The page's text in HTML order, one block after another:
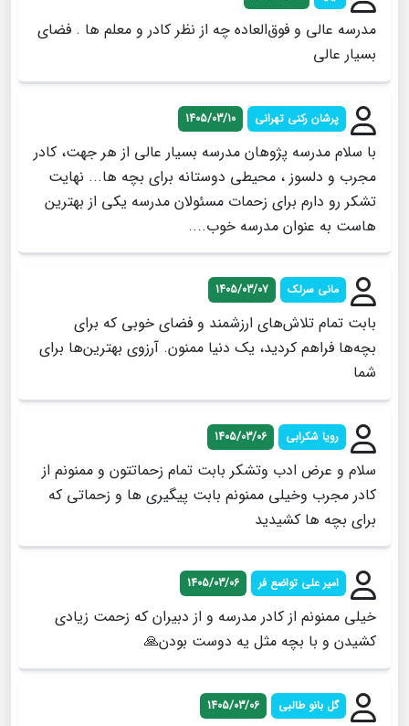
مدرسه عالی و فوق‌العاده چه از نظر کادر و معلم ها . فضای
بسیار عالی
پرشان رکنی تهرانی 1405/03/10
با سلام مدرسه پژوهان مدرسه بسیار عالی از هر جهت، کادر
مجرب و دلسوز ، محیطی دوستانه برای بچه ها... نهایت
تشکر رو دارم برای زحمات مسئولان مدرسه یکی از بهترین
هاست به عنوان مدرسه خوب....
مانی سرلک 1405/03/07
بابت تمام تلاش‌های ارزشمند و فضای خوبی که برای
بچه‌ها فراهم کردید، یک دنیا ممنون. آرزوی بهترین‌ها برای
شما
رویا شکرابی 1405/03/06
سلام و عرض ادب وتشکر بابت تمام زحماتتون و ممنونم از
کادر مجرب وخیلی ممنونم بابت پیگیری ها و زحماتی که
برای بچه ها کشیدید
امير علي تواضع فر 1405/03/06
خيلي ممنونم از كادر مدرسه و از دبيران كه زحمت زيادي
كشيدن و با بچه مثل يه دوست بودن🙏
گل بانو طالبی 1405/03/06